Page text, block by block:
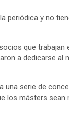
periódica y no
que trabajan
a dedicarse al
una serie de
los másters